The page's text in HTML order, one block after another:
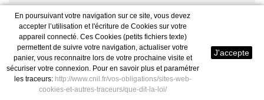
Mon Petit Poidsest une jeune marque d’éléments de
décoration et de bijoux déclinés autour d’un objet insolite : le
poids. Lorsque l’enfant paraît, ses signes distinctifs consignés
sur le registre de la maternité sont la date et l’heure de la
naissance, son (ou ses) prénom(s), sa taille et son poids. Ce
fameux poids qui sera scrupuleusement surveillé les premiers
En poursuivant votre navigation sur ce site, vous devez
accepter l’utilisation et l'écriture de Cookies sur votre
appareil connecté. Ces Cookies (petits fichiers texte)
permettent de suivre votre navigation, actualiser votre
panier, vous reconnaitre lors de votre prochaine visite et
sécuriser votre connexion. Pour en savoir plus et paramétrer
les traceurs: http://www.cnil.fr/vos-obligations/sites-web-
cookies-et-autres-traceurs/que-dit-la-loi/
J'accepte